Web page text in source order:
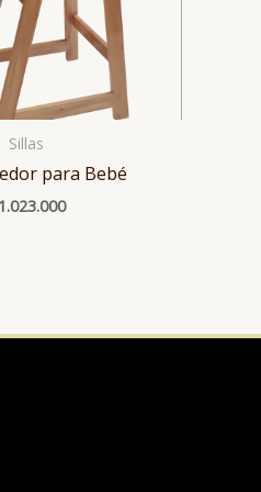
Sillas
para Bebé
1.023.000